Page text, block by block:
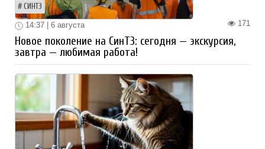
СИНТЗ
171
14:37 | 6 августа
Новое поколение на СинТЗ: сегодня — экскурсия,
завтра — любимая работа!